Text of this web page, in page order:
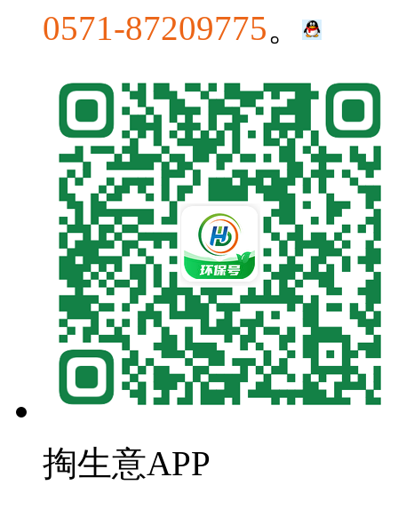
0571-87209775。
掏生意APP